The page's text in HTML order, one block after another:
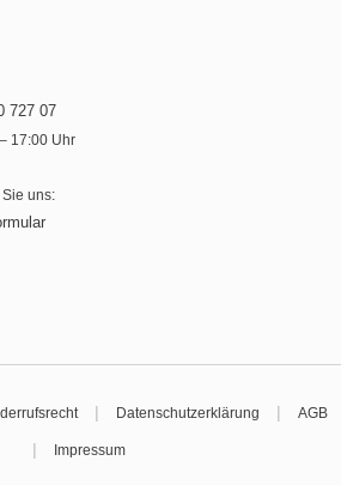
727 07
17:00 Uhr
uns:
| Datenschutzerklärung | AGB
| Impressum